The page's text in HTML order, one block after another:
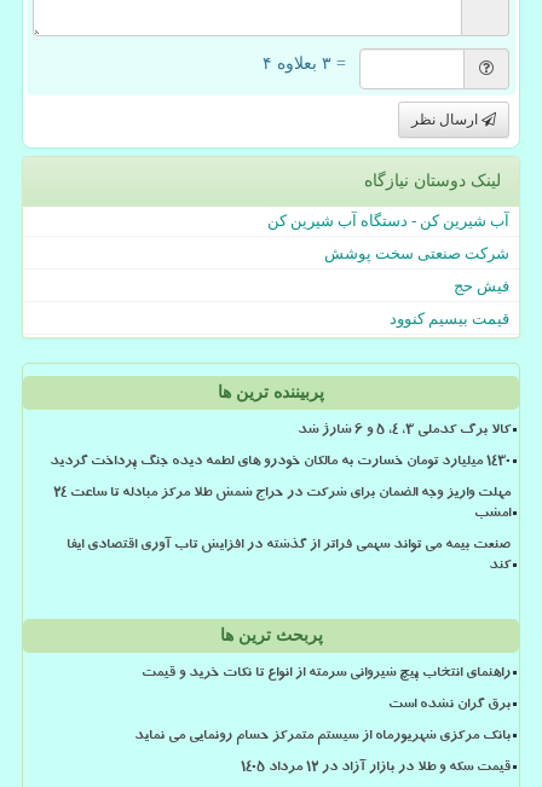
= ۳ بعلاوه ۴
ارسال نظر
لینک دوستان نیازگاه
آب شیرین کن - دستگاه آب شیرین کن
شرکت صنعتی سخت پوشش
فیش حج
قیمت بیسیم کنوود
پربیننده ترین ها
کالا برگ کدملی 3، 4، 5 و 6 شارژ شد
۱۴۳۰ میلیارد تومان خسارت به مالکان خودرو های لطمه دیده جنگ پرداخت گردید
مهلت واریز وجه الضمان برای شرکت در حراج شمش طلا مرکز مبادله تا ساعت ۲۴
امشب
صنعت بیمه می تواند سهمی فراتر از گذشته در افزایش تاب آوری اقتصادی ایفا
کند
پربحث ترین ها
راهنمای انتخاب پیچ شیروانی سرمته از انواع تا نکات خرید و قیمت
برق گران نشده است
بانک مرکزی شهریورماه از سیستم متمرکز حسام رونمایی می نماید
قیمت سکه و طلا در بازار آزاد در ۱۲ مرداد ۱۴۰۵